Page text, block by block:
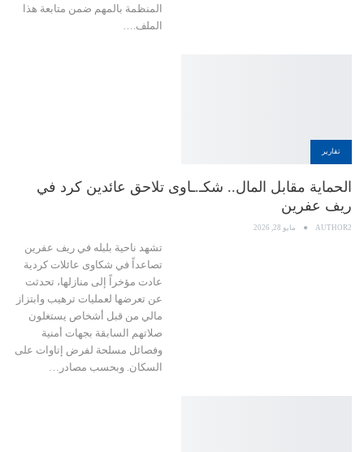
المنظمة بالمهم ضمن متابعة هذا
الملف.…
تقارير
الحماية مقابل المال.. شكـ.ـاوى تلاحق عائدين كرد في
ريف عفرين
AUTHOR2 مايو 28, 2026
تشهد ناحية بلبله في ريف عفرين
تصاعداً في شكاوى عائلات كردية
عادت مؤخراً إلى منازلها، تحدثت
عن تعرضها لعمليات ترهيب وابتزاز
مالي من قبل أشخاص يستغلون
صلاتهم السابقة بجهات أمنية
وفصائل مسلحة لفرض إتاوات على
السكان. وبحسب مصادر…